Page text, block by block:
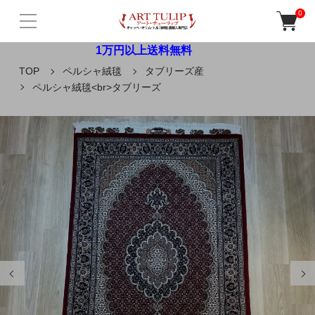
1万円以上送料無料
0
TOP ペルシャ絨毯
タブリーズ産
ペルシャ絨毯<br>タブリーズ